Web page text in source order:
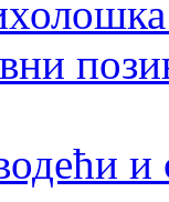
и